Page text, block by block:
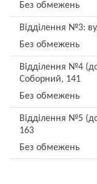
Без обмежень
Відділення №3:
Без обмежень
Відділення №4
Соборний, 141
Без обмежень
Відділення №5
163
Без обмежень